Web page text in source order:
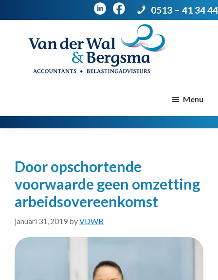
0513 – 41 34 44
Menu
Door opschortende
voorwaarde geen omzetting
arbeidsovereenkomst
januari 31, 2019 byVDWB